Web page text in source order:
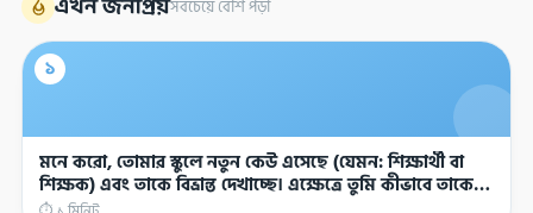
সবচেয়ে বেশি পড়া
১
মনে করো, তোমার স্কুলে নতুন কেউ এসেছে (যেমন: শিক্ষার্থী বা
শিক্ষক) এবং তাকে বিভ্রান্ত দেখাচ্ছে। এক্ষেত্রে তুমি কীভাবে তাকে